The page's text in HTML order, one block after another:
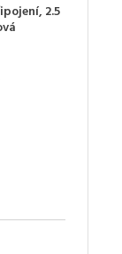
2.5